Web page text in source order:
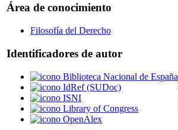
Área de conocimiento
Filosofía del Derecho
Identificadores de autor
Biblioteca Nacional de España
IdRef (SUDoc)
ISNI
Library of Congress
OpenAlex